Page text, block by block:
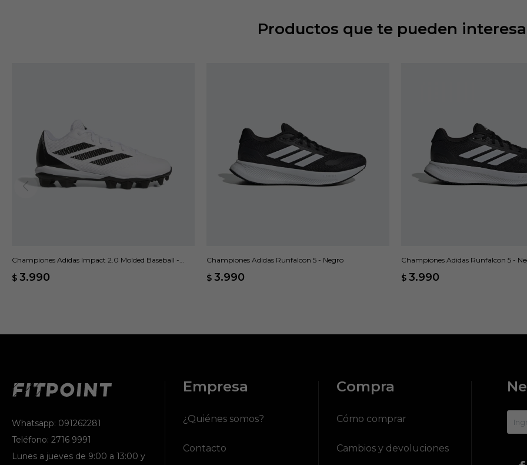
Productos que te pueden
Championes Adidas Impact 2.0 Molded Baseball -
$ 3.990
Championes Adidas Runfalcon 5 - Negro
$ 3.990
Championes Adidas Runfalcon 5 -
$ 3.990
Whatsapp: 091262281
Teléfono: 2716 9991
Lunes a jueves de 9:00 a 13:00 y
Empresa
¿Quiénes somos?
Contacto
Compra
Cómo comprar
Cambios y devoluciones